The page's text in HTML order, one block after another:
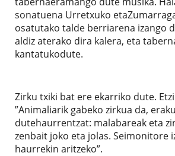
sonatuena Urretxuko
osatutako talde berriarena izango
aldiz aterako dira kalera, eta
kantatukodute.
Zirku txiki bat ere ekarriko dute.
”Animaliarik gabeko zirkua da,
dutehaurrentzat: malabareak eta
zenbait joko eta jolas. Seimonitore
haurrekin aritzeko”.